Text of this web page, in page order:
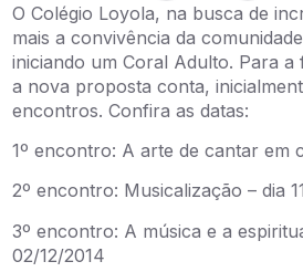
O Colégio Loyola, na busca de
mais a convivência da
iniciando um Coral Adulto. Para
a nova proposta conta,
encontros. Confira as datas:
1º encontro: A arte de cantar em
2º encontro: Musicalização – dia
3º encontro: A música e a
02/12/2014